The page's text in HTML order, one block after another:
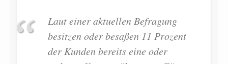
Laut einer aktuellen Befragung
besitzen oder besaßen 11 Prozent
der Kunden bereits eine oder